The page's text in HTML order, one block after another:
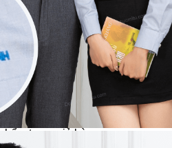
trong giỏ hàng.